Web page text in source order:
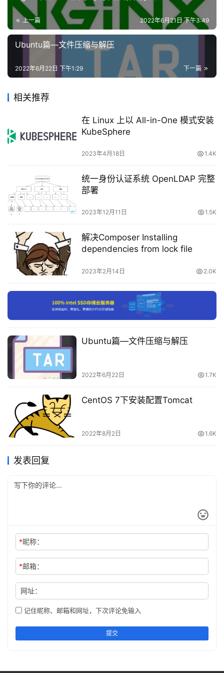
安
全
网
建
与
备
资
源
下
付
费
内
员
单
登录
二.安装青龙面板
（想改青龙面板端口的话就把其中的 5960:5700 改成
XXXX:5700即可，冒号后的5700别动！）
docker run -dit \
-v /root/ql/config:/ql/config \
-v /root/ql/log:/ql/log \
-v /root/ql/db:/ql/db \
-v /root/ql/jbot:/ql/jbot \
-v /root/ql/repo:/ql/repo \
-p 5960:5700 \
-e ENABLE_HANGUP=true \
-e ENABLE_WEB_PANEL=true \
--privileged=true \
显示这个表示成功
2. 登录青龙面板
自己电脑浏览器输入 面板地址
端口就写什么端口），能够正常访问就是安装成功了。
https://www.cnaaa.net
上一篇 2022年6月21日 下午3:49
Ubuntu篇—文件压缩与解压
下一篇
2022年6月22日 下午1:29
相关推荐
在 Linux 上以 All-in-One 模式安装
KubeSphere
2023年4月18日 1.4K
统一身份认证系统 OpenLDAP 完整
部署
2023年12月11日 1.5K
解决Composer Installing
dependencies from lock file
2023年2月14日 2.0K
Ubuntu篇—文件压缩与解压
2022年6月22日 1.7K
CentOS 7下安装配置Tomcat
2022年8月2日 1.6K
发表回复
*昵称：
*邮箱：
网址：
记住昵称、邮箱和网址，下次评论免输入
提交